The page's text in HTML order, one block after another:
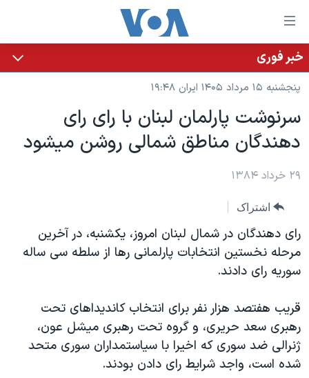
لینکهای
قابل
دسترسی
جهش
محتوای
اصلی
به
اصلی
جهش
به
جستجو
خانه
نسخه سبک وب‌سایت
موضوع ها
ایران
آمریکا
گزیده‌ها
ویژه برنامه‌ها
فرهنگ و زندگی
حقوق شهروندی
برنامه های تلویزیونی
جدول برنامه ها
صفحه‌های ویژه
عملیات خشم حماسی
۲۵۰سالگی آمریکا
مستندها
انتخابات ریاست جمهوری آمریکا ۲۰۲۴
حمله جمهوری اسلامی به اسرائیل
فرکانس‌های صدای آمریکا
پخش رادیویی
یادگیری زبان انگلیسی
دنبال کنید
خبر فوری
پنجشنبه ۱۵ مرداد ۱۴۰۵ ایران ۱۹:۴۸
سرنوشت پارلمان لبنان با رای رای
دهندگان مناطق شمالی روشن ميشود
۲۹ خرداد ۱۳۸۴
اشتراک
رای دهندگان در شمال لبنان امروز، يکشنبه، در آخرين
مرحله نخستين انتخابات پارلمانی رها از سلطه سی ساله
سوريه رای دادند.
قريب هفتصد هزار نفر برای انتخاب کانديداهای تحت
رهبری سعد حريری، و گروه تحت رهبری ميشل عون،
ژنرالی ضد سوری که اخيرا با سياستمداران سوری متحد
شده است، واجد شرايط رای دادن بودند.